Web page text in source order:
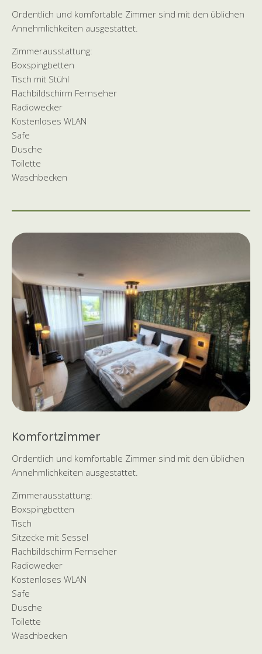
Ordentlich und komfortable Zimmer sind mit den üblichen
Annehmlichkeiten ausgestattet.
Zimmerausstattung:
Boxspingbetten
Tisch mit Stühl
Flachbildschirm Fernseher
Radiowecker
Kostenloses WLAN
Safe
Dusche
Toilette
Waschbecken
Komfortzimmer
Ordentlich und komfortable Zimmer sind mit den üblichen
Annehmlichkeiten ausgestattet.
Zimmerausstattung:
Boxspingbetten
Tisch
Sitzecke mit Sessel
Flachbildschirm Fernseher
Radiowecker
Kostenloses WLAN
Safe
Dusche
Toilette
Waschbecken